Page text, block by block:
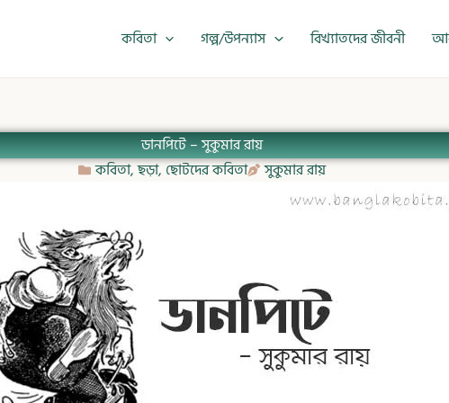
কবিতা গল্প/উপন্যাস বিখ্যাতদের জীবনী
ডানপিটে – সুকুমার রায়
কবিতা,ছড়া, ছোটদের কবিতা সুকুমার রায়